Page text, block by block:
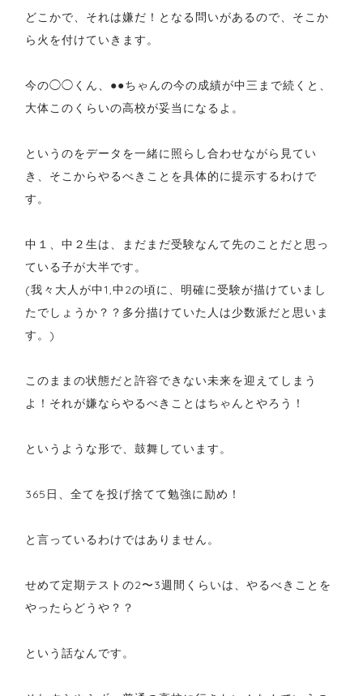
どこかで、それは嫌だ！となる問いがあるので、そこか
ら火を付けていきます。
今の◯◯くん、●●ちゃんの今の成績が中三まで続くと、
大体このくらいの高校が妥当になるよ。
というのをデータを一緒に照らし合わせながら見てい
き、そこからやるべきことを具体的に提示するわけで
す。
中１、中２生は、まだまだ受験なんて先のことだと思っ
ている子が大半です。
(我々大人が中1,中2の頃に、明確に受験が描けていまし
たでしょうか？？多分描けていた人は少数派だと思いま
す。)
このままの状態だと許容できない未来を迎えてしまう
よ！それが嫌ならやるべきことはちゃんとやろう！
というような形で、鼓舞しています。
365日、全てを投げ捨てて勉強に励め！
と言っているわけではありません。
せめて定期テストの2〜3週間くらいは、やるべきことを
やったらどうや？？
という話なんです。